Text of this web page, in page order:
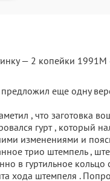
— 2 копейки
еще одну
, что заготовка
гурт , который
изменениями и
трио штемпель ,
в гуртильное кольцо
хода штемпеля .